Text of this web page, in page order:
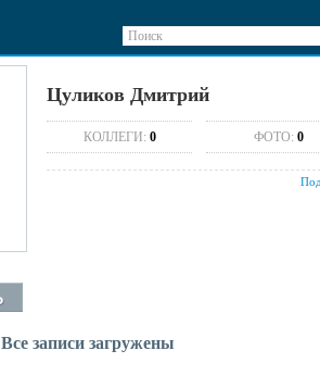
Поиск
Цуликов Дмитрий
КОЛЛЕГИ: 0 ФОТО: 0
Все записи загружены